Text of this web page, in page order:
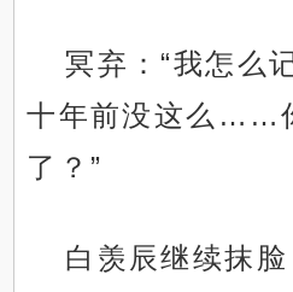
冥弃：“我怎么
十年前没这么……
了？”
白羡辰继续抹